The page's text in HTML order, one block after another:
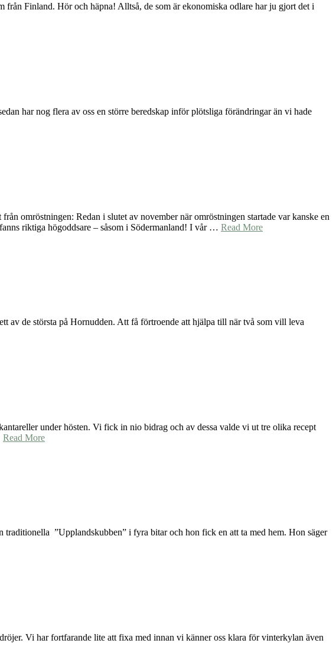
Finland. Hör och häpna! Alltså, de som är ekonomiska odlare har ju gjort det i
har nog flera av oss en större beredskap inför plötsliga förändringar än vi hade
omröstningen: Redan i slutet av november när omröstningen startade var kanske en
riktiga högoddsare – såsom i Södermanland! I vår … Read More
av de största på Hornudden. Att få förtroende att hjälpa till när två som vill leva
under hösten. Vi fick in nio bidrag och av dessa valde vi ut tre olika recept
Read More
”Upplandskubben” i fyra bitar och hon fick en att ta med hem. Hon säger
Vi har fortfarande lite att fixa med innan vi känner oss klara för vinterkylan även